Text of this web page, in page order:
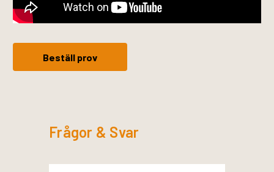
Beställ prov
Frågor & Svar